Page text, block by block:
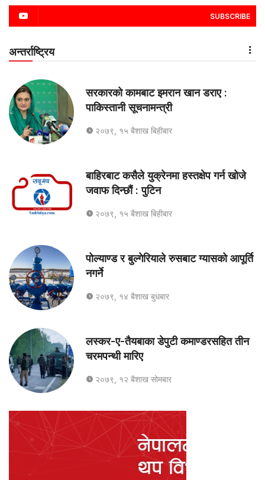
SUBSCRIBE
अन्तर्राष्ट्रिय
सरकारको कामबाट इमरान खान डराए :
पाकिस्तानी सूचनामन्त्री
२०७९, १५ बैशाख बिहीबार
बाहिरबाट कसैले युक्रेनमा हस्तक्षेप गर्न खोजे
जवाफ दिन्छौं : पुटिन
२०७९, १५ बैशाख बिहीबार
पोल्याण्ड र बुल्गेरियाले रुसबाट ग्यासको आपूर्ति
नगर्ने
२०७९, १४ बैशाख बुधबार
लस्कर-ए-तैयबाका डेपुटी कमाण्डरसहित तीन
चरमपन्थी मारिए
२०७९, १२ बैशाख सोमबार